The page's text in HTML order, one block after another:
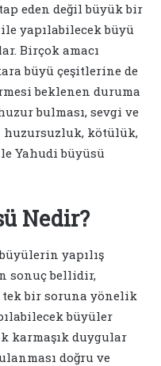
eden değil büyük bir
yapılabilecek büyü
Birçok amacı
büyü çeşitlerine de
beklenen duruma
bulması, sevgi ve
huzursuzluk, kötülük,
Yahudi büyüsü
Nedir?
yapılış
sonuç bellidir,
tek bir soruna yönelik
büyüler
karmaşık duygular
doğru ve